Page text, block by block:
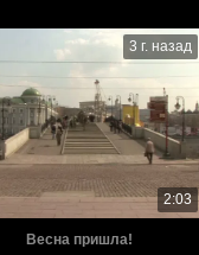
3 г. назад
2:03
Весна пришла!